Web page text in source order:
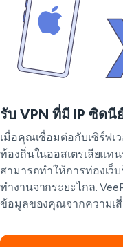
รับ VPN ที่มี IP ซิดนี
เมื่อคุณเชื่อมต่อกับเซิร์ฟเ
ท้องถิ่นในออสเตรเลียแท
สามารถทำให้การท่องเว็
ทำงานจากระยะไกล.
ข้อมูลของคุณจากความเสี่